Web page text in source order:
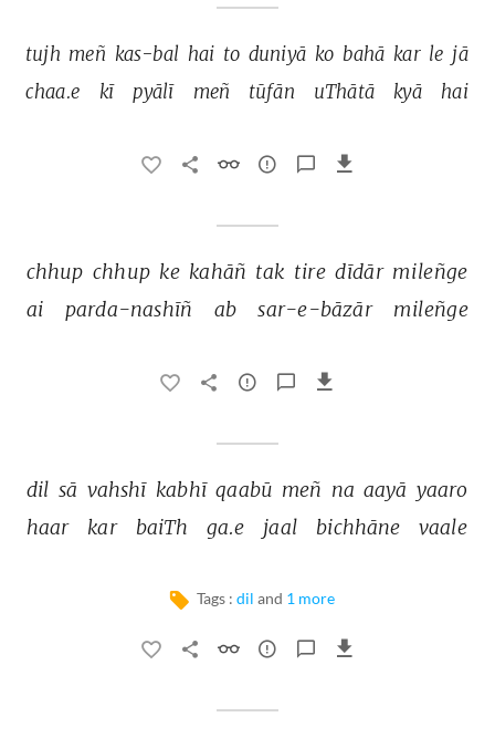
tujh meñ kas-bal hai to duniyā ko bahā kar le jā
chaa.e
kī pyālī meñ tūfān uThātā kyā hai
chhup chhup ke kahāñ tak tire dīdār mileñge
ai
parda-nashīñ ab sar-e-bāzār mileñge
dil sā vahshī kabhī qaabū meñ na aayā yaaro
haar
kar baiTh ga.e jaal bichhāne vaale
Tags : dil and 1 more